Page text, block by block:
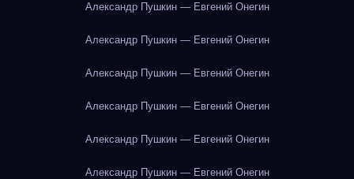
Александр Пушкин — Евгений Онегин
Александр Пушкин — Евгений Онегин
Александр Пушкин — Евгений Онегин
Александр Пушкин — Евгений Онегин
Александр Пушкин — Евгений Онегин
Александр Пушкин — Евгений Онегин